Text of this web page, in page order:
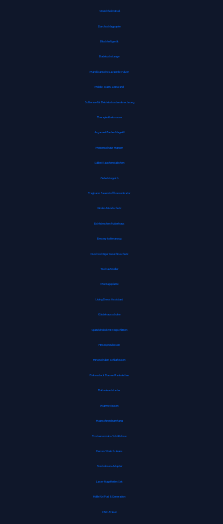
Streichholzrätsel
Durchschlagpapier
Blockheftgerät
Badetuchstange
Marokkanische Lavaerde Pulver
Mobile-Stativ-Leinwand
Software für Betriebskostenabrechnung
Therapie Knetmasse
Arganoel-Zauber Nagelöl
Mottenschutz-Hänger
Salbei-Räucherstäbchen
Gebetsteppich
Tragbarer Sauerstoffkonzentrator
Kinder-Mundschutz
Eichhörnchen Futterhaus
Einweg-Isolieranzug
Durchsichtiger Gesichtsschutz
Tischaufsteller
Montageplatte
Living Dress Assistant
Gästehausschuhe
Spätzlehobel mit Teigschlitten
Hirsespreukissen
Hirseschalen Schlafkissen
Birkenstock Damen Pantoletten
Batterienotstarter
Wärme-Kissen
Haarschneideumhang
Trockenvorrats-Schüttdose
Herren Stretch Jeans
Steckdosen-Adapter
Laser-Nagelfeilen Set
Hülle für iPad 8. Generation
CNC-Fräser